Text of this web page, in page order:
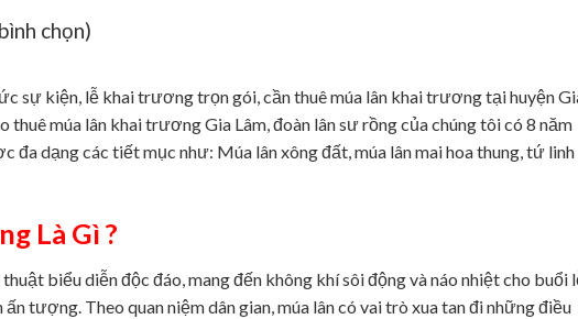
chọn)
sự kiện, lễ khai trương trọn gói, cần thuê múa lân khai trương tại huyện
thuê múa lân khai trương Gia Lâm, đoàn lân sư rồng của chúng tôi có 8 năm
đa dạng các tiết mục như: Múa lân xông đất, múa lân mai hoa thung, tứ
Là Gì ?
biểu diễn độc đáo, mang đến không khí sôi động và náo nhiệt cho buổi
tượng. Theo quan niệm dân gian, múa lân có vai trò xua tan đi những điều